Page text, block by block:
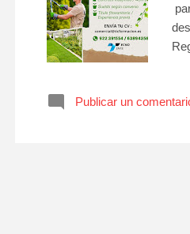
Publicar un